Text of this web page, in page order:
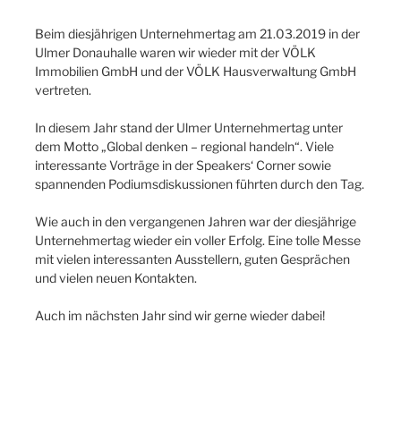
Beim diesjährigen Unternehmertag am 21.03.2019 in der
Ulmer Donauhalle waren wir wieder mit der VÖLK
Immobilien GmbH und der VÖLK Hausverwaltung GmbH
vertreten.
In diesem Jahr stand der Ulmer Unternehmertag unter
dem Motto „Global denken – regional handeln“. Viele
interessante Vorträge in der Speakers‘ Corner sowie
spannenden Podiumsdiskussionen führten durch den Tag.
Wie auch in den vergangenen Jahren war der diesjährige
Unternehmertag wieder ein voller Erfolg. Eine tolle Messe
mit vielen interessanten Ausstellern, guten Gesprächen
und vielen neuen Kontakten.
Auch im nächsten Jahr sind wir gerne wieder dabei!